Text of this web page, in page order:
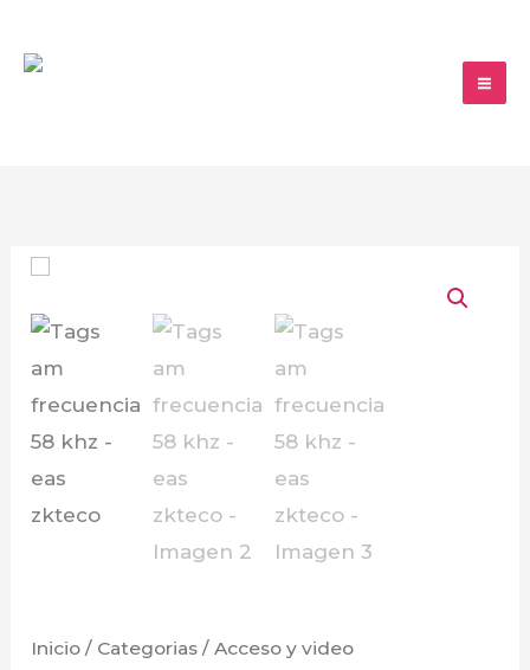
Inicio / Categorias /Acceso y video
Tags
am
frecuencia